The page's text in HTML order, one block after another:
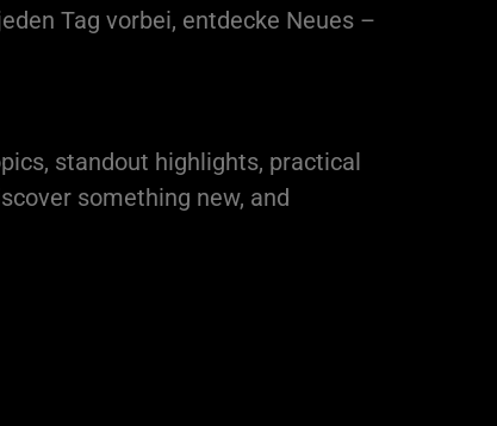
Tag vorbei, entdecke Neues –
standout highlights, practical
something new, and